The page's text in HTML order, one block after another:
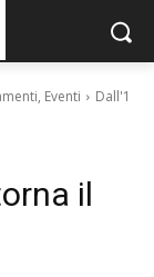
Eventi
Dall'1
il